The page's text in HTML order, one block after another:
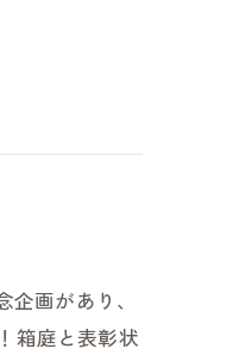
画があり、
箱庭と表彰状